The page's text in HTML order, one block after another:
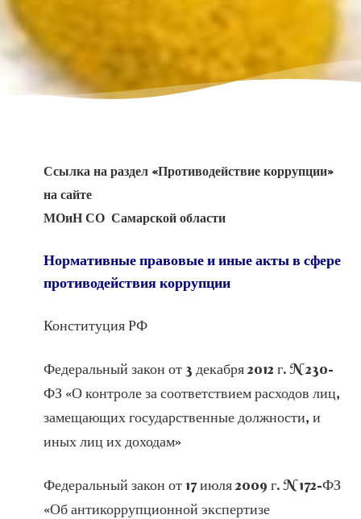
Ссылка на раздел «Противодействие коррупции»
на сайте
МОиН СО Самарской области
Нормативные правовые и иные акты в сфере
противодействия коррупции
Конституция РФ
Федеральный закон от 3 декабря 2012 г. N 230-
ФЗ «О контроле за соответствием расходов лиц,
замещающих государственные должности, и
иных лиц их доходам»
Федеральный закон от 17 июля 2009 г. N 172-ФЗ
«Об антикоррупционной экспертизе